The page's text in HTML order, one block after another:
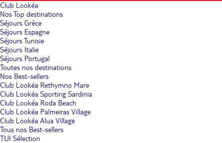
Club Lookéa
Nos Top destinations
Séjours Grèce
Séjours Espagne
Séjours Tunisie
Séjours Italie
Séjours Portugal
Toutes nos destinations
Nos Best-sellers
Club Lookéa Rethymno Mare
Club Lookéa Sporting Sardinia
Club Lookéa Roda Beach
Club Lookéa Palmeiras Village
Club Lookéa Alua Village
Tous nos Best-sellers
TUI Sélection